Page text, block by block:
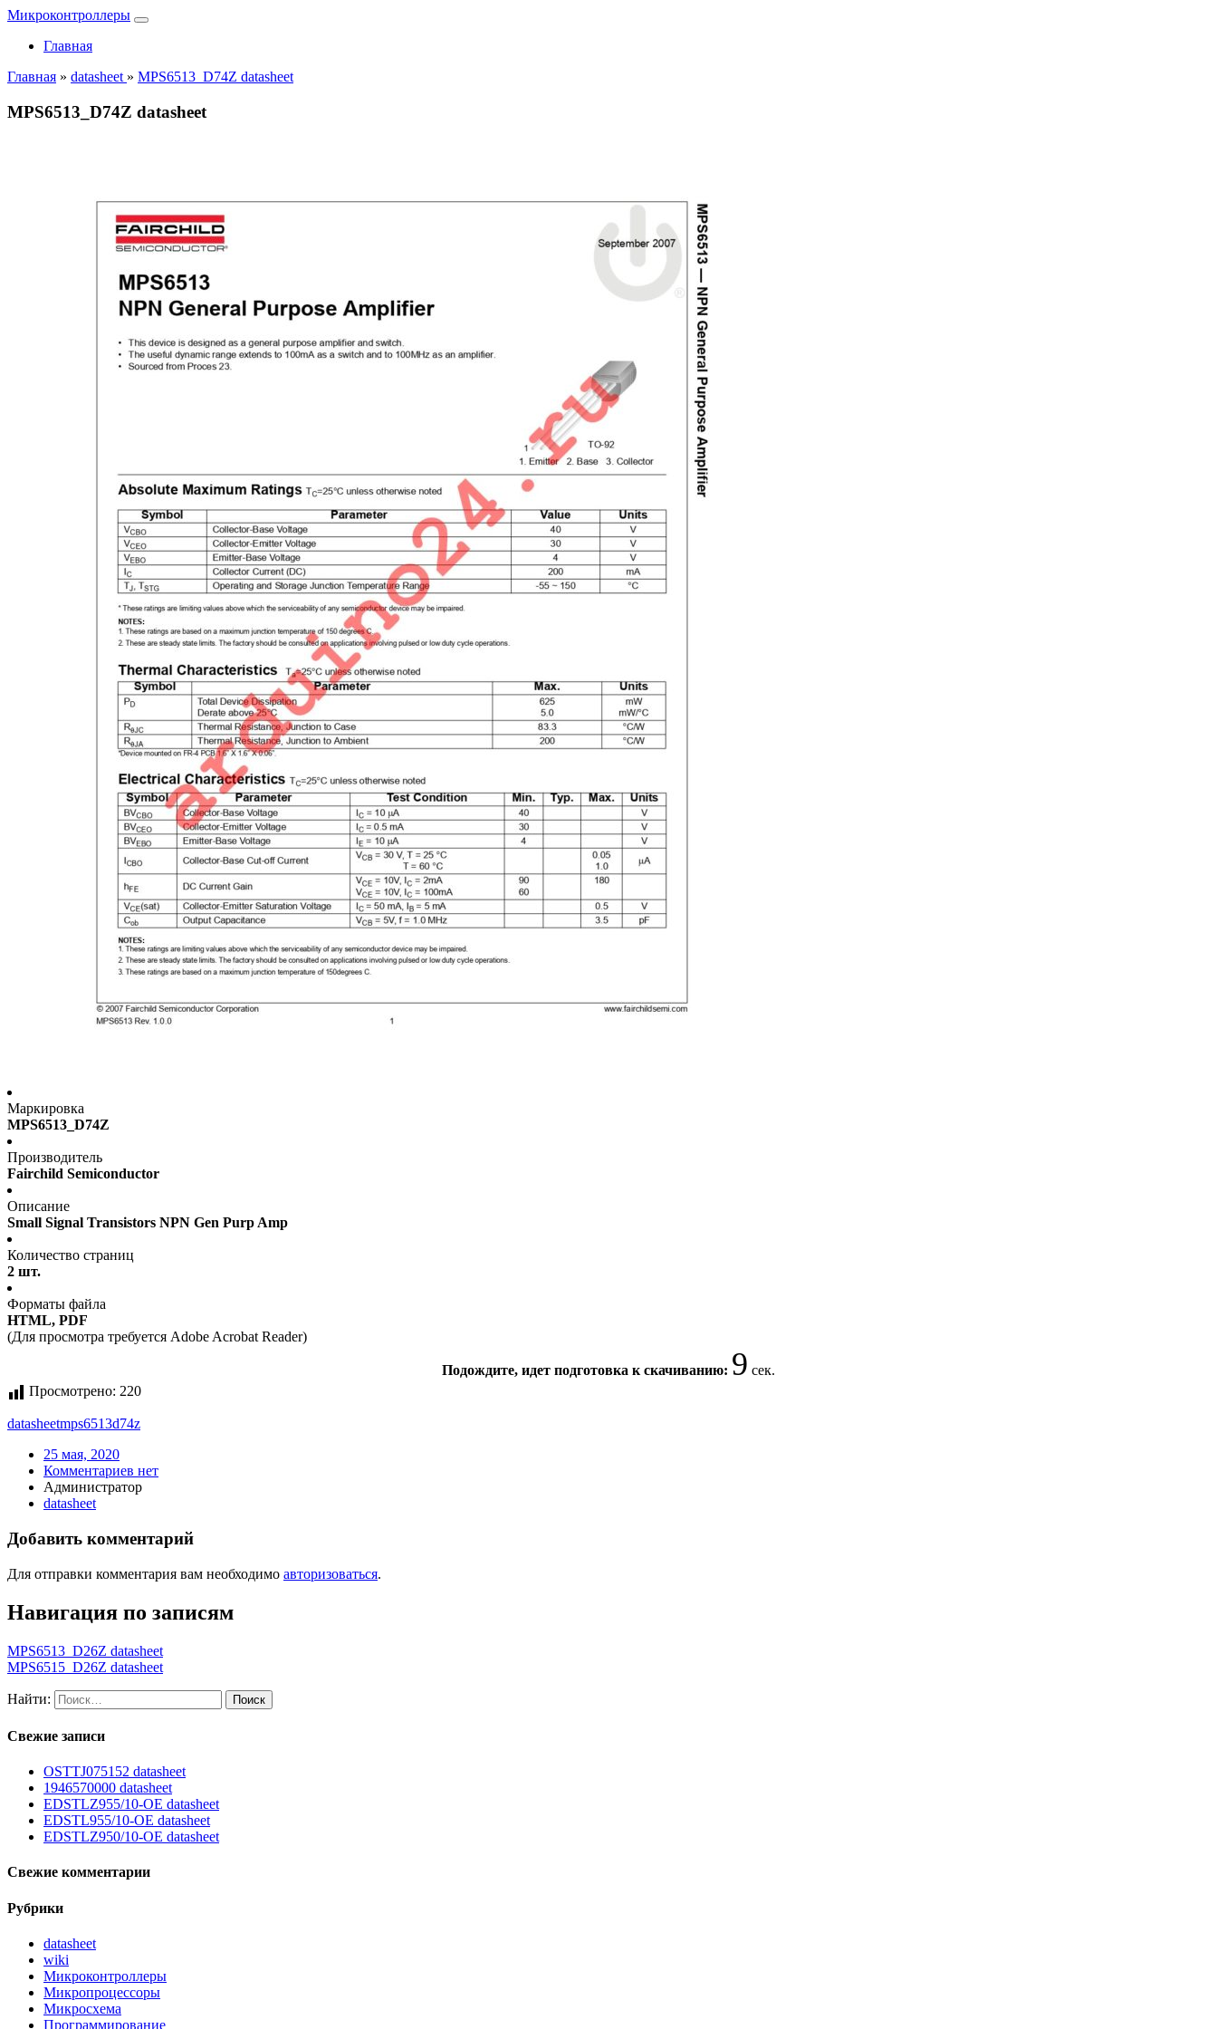
Микроконтроллеры
Главная
Главная » datasheet » MPS6513_D74Z datasheet
MPS6513_D74Z datasheet
Маркировка
MPS6513_D74Z
Производитель
Fairchild Semiconductor
Описание
Small Signal Transistors NPN Gen Purp Amp
Количество страниц
2 шт.
Форматы файла
HTML, PDF
(Для просмотра требуется Adobe Acrobat Reader)
Подождите, идет подготовка к скачиванию: 9 сек.
Просмотрено: 220
datasheetmps6513d74z
25 мая, 2020
Комментариев нет
Администратор
datasheet
Добавить комментарий
Для отправки комментария вам необходимо авторизоваться.
Навигация по записям
MPS6513_D26Z datasheet
MPS6515_D26Z datasheet
Найти:
Свежие записи
OSTTJ075152 datasheet
1946570000 datasheet
EDSTLZ955/10-OE datasheet
EDSTL955/10-OE datasheet
EDSTLZ950/10-OE datasheet
Свежие комментарии
Рубрики
datasheet
wiki
Микроконтроллеры
Микропроцессоры
Микросхема
Программирование